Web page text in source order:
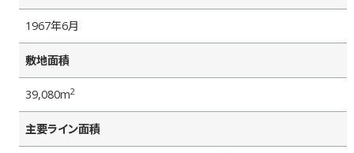
1967年6月
敷地面積
39,080m2
主要ライン面積